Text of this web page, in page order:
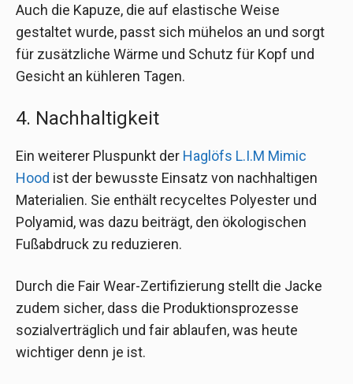
Auch die Kapuze, die auf elastische Weise
gestaltet wurde, passt sich mühelos an und sorgt
für zusätzliche Wärme und Schutz für Kopf und
Gesicht an kühleren Tagen.
4. Nachhaltigkeit
Ein weiterer Pluspunkt der Haglöfs L.I.M Mimic
Hood ist der bewusste Einsatz von nachhaltigen
Materialien. Sie enthält recyceltes Polyester und
Polyamid, was dazu beiträgt, den ökologischen
Fußabdruck zu reduzieren.
Durch die Fair Wear-Zertifizierung stellt die Jacke
zudem sicher, dass die Produktionsprozesse
sozialverträglich und fair ablaufen, was heute
wichtiger denn je ist.